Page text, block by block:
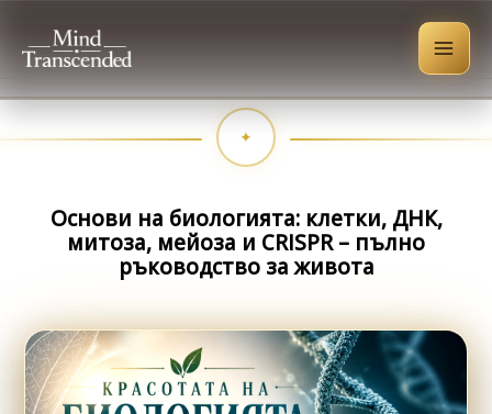
content
Основи на биологията: клетки, ДНК,
митоза, мейоза и CRISPR – пълно
ръководство за живота